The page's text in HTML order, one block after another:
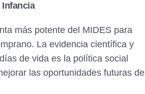
Infancia
más potente del MIDES para
La evidencia científica y
de vida es la política social
las oportunidades futuras de